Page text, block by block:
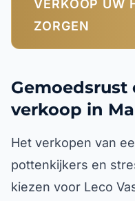
VERKOOP UW
ZORGEN
verkoop in
Het verkopen van
pottenkijkers en
kiezen voor Leco